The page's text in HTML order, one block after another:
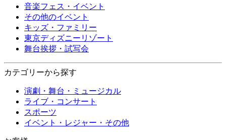
音楽フェス・イベント
その他のイベント
キッズ・ファミリー
東京ディズニーリゾート
舞台挨拶・試写会
カテゴリーから探す
演劇・舞台・ミュージカル
ライブ・コンサート
スポーツ
イベント・レジャー・その他